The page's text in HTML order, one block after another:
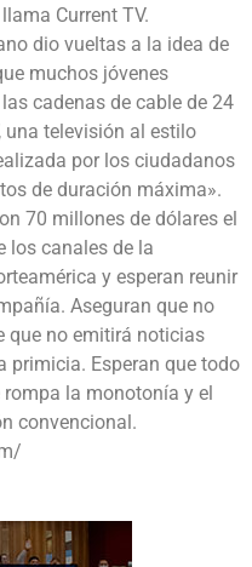
Current TV.
dio vueltas a la idea de
muchos jóvenes
cadenas de cable de 24
una televisión al estilo
por los ciudadanos
de duración máxima».
70 millones de dólares el
los canales de la
y esperan reunir
Aseguran que no
que no emitirá noticias
primicia. Esperan que todo
rompa la monotonía y el
convencional.